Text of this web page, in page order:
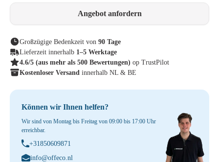
Angebot anfordern
Großzügige Bedenkzeit von 90 Tage
Lieferzeit innerhalb 1–5 Werktage
4.6/5 (aus mehr als 500 Bewertungen) op TrustPilot
Kostenloser Versand innerhalb NL & BE
Können wir Ihnen helfen?
Wir sind von Montag bis Freitag von 09:00 bis 17:00 Uhr
erreichbar.
+31850609871
info@offeco.nl